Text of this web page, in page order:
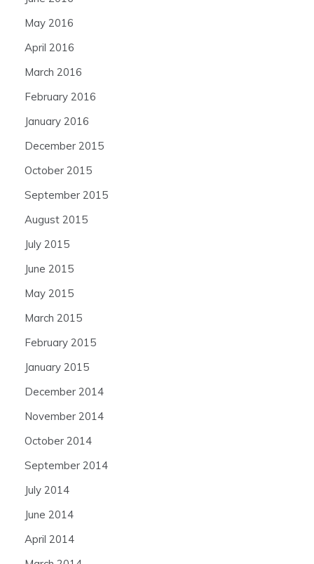
May 2016
April 2016
March 2016
February 2016
January 2016
December 2015
October 2015
September 2015
August 2015
July 2015
June 2015
May 2015
March 2015
February 2015
January 2015
December 2014
November 2014
October 2014
September 2014
July 2014
June 2014
April 2014